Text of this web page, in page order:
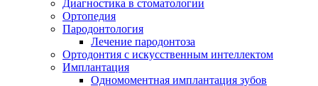
Диагностика в стоматологии
Ортопедия
Пародонтология
Лечение пародонтоза
Ортодонтия с искусственным интеллектом
Имплантация
Одномоментная имплантация зубов